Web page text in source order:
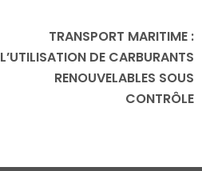
TRANSPORT MARITIME :
L’UTILISATION DE CARBURANTS
RENOUVELABLES SOUS
CONTRÔLE